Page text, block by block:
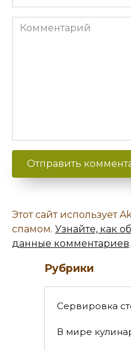
Комментарий
Этот сайт использует
спамом. Узнайте, как
данные комментариев.
Рубрики
Cервировка
В мире